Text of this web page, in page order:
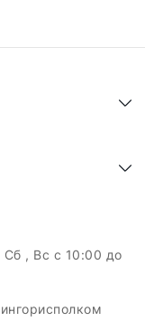
, Вс c 10:00 до